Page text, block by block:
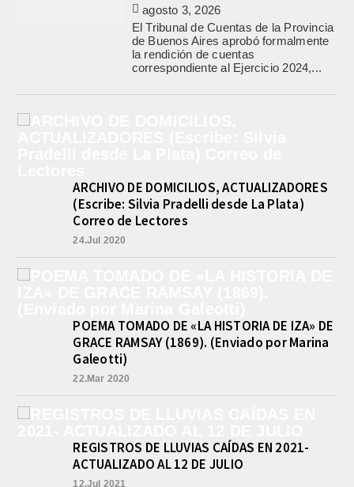
agosto 3, 2026
El Tribunal de Cuentas de la Provincia
de Buenos Aires aprobó formalmente
la rendición de cuentas
correspondiente al Ejercicio 2024,...
ARCHIVO DE DOMICILIOS, ACTUALIZADORES
(Escribe: Silvia Pradelli desde La Plata)
Correo de Lectores
24.Jul 2020
POEMA TOMADO DE «LA HISTORIA DE IZA» DE
GRACE RAMSAY (1869). (Enviado por Marina
Galeotti)
22.Mar 2020
REGISTROS DE LLUVIAS CAÍDAS EN 2021-
ACTUALIZADO AL 12 DE JULIO
12.Jul 2021